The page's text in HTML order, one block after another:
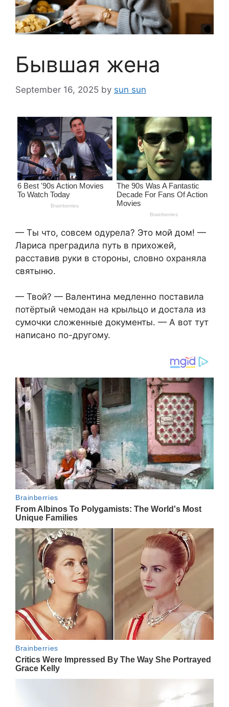
Бывшая жена
September 16, 2025 by sun sun
— Ты что, совсем одурела? Это мой дом! —
Лариса преградила путь в прихожей,
расставив руки в стороны, словно охраняла
святыню.
— Твой? — Валентина медленно поставила
потёртый чемодан на крыльцо и достала из
сумочки сложенные документы. — А вот тут
написано по-другому.